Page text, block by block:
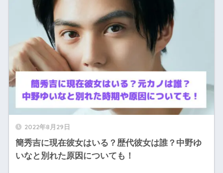
2022年8月29日
簡秀吉に現在彼女はいる？歴代彼女は誰？中野ゆ
いなと別れた原因についても！